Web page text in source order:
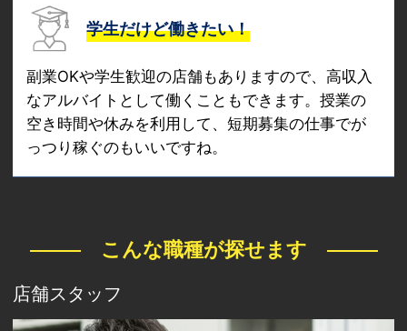
学生だけど働きたい！
副業OKや学生歓迎の店舗もありますので、高収入
なアルバイトとして働くこともできます。授業の
空き時間や休みを利用して、短期募集の仕事でが
っつり稼ぐのもいいですね。
こんな職種が探せます
店舗スタッフ